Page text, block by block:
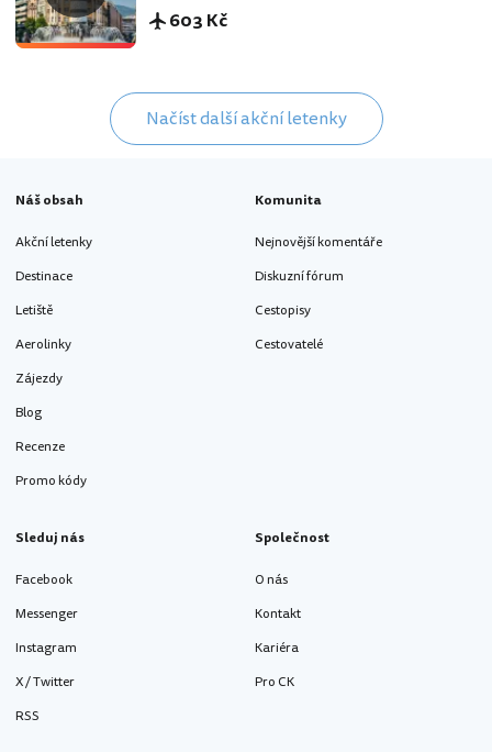
603 Kč
Načíst další akční letenky
Náš obsah
Akční letenky
Destinace
Letiště
Aerolinky
Zájezdy
Blog
Recenze
Promo kódy
Komunita
Nejnovější komentáře
Diskuzní fórum
Cestopisy
Cestovatelé
Sleduj nás
Facebook
Messenger
Instagram
X / Twitter
RSS
Společnost
O nás
Kontakt
Kariéra
Pro CK